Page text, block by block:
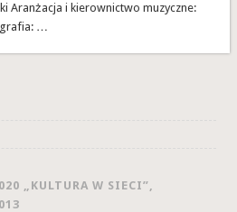
Aranżacja i kierownictwo muzyczne:
…
„KULTURA W SIECI”,